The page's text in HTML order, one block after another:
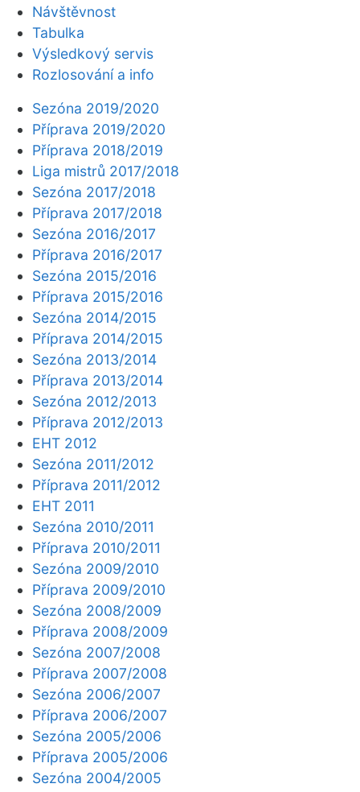
Návštěvnost
Tabulka
Výsledkový servis
Rozlosování a info
Sezóna 2019/2020
Příprava 2019/2020
Příprava 2018/2019
Liga mistrů 2017/2018
Sezóna 2017/2018
Příprava 2017/2018
Sezóna 2016/2017
Příprava 2016/2017
Sezóna 2015/2016
Příprava 2015/2016
Sezóna 2014/2015
Příprava 2014/2015
Sezóna 2013/2014
Příprava 2013/2014
Sezóna 2012/2013
Příprava 2012/2013
EHT 2012
Sezóna 2011/2012
Příprava 2011/2012
EHT 2011
Sezóna 2010/2011
Příprava 2010/2011
Sezóna 2009/2010
Příprava 2009/2010
Sezóna 2008/2009
Příprava 2008/2009
Sezóna 2007/2008
Příprava 2007/2008
Sezóna 2006/2007
Příprava 2006/2007
Sezóna 2005/2006
Příprava 2005/2006
Sezóna 2004/2005